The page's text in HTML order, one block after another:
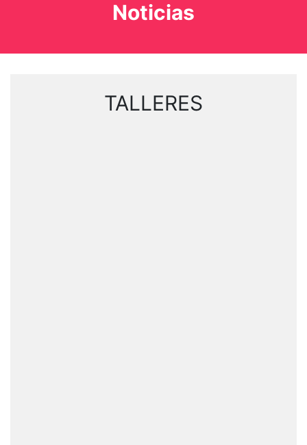
Noticias
TALLERES